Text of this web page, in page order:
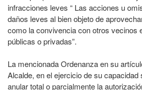
infracciones leves “ Las acciones u
daños leves al bien objeto de
como la convivencia con otros vecinos
públicas o privadas”.
La mencionada Ordenanza en su
Alcalde, en el ejercicio de su capacidad
anular total o parcialmente la